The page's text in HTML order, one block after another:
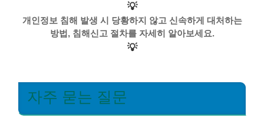
💡
개인정보 침해 발생 시 당황하지 않고 신속하게 대처하는
방법, 침해신고 절차를 자세히 알아보세요.
💡
자주 묻는 질문